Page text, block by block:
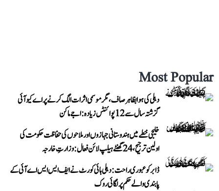
Most Popular
دہلی کی ہوا بظاہر صاف، مگر موسمی اثرات الگ کرنے پر اے کیو آئی
گزشتہ سال سے 12 پوائنٹس زیادہ: اجے ماکن
خلیجی خطے میں ہندوستانی جہازوں اور ملاحوں کی حفاظت حکومت کی
اولین ترجیح، 24 گھنٹے ہیلپ لائن فعال: وزارتِ خارجہ
ڈابر کو عبوری راحت: دہلی ہائی کورٹ نے ایف ایس ایس اے آئی کے
پابندی والے حکم پر لگائی روک